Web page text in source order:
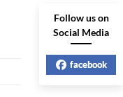
Follow us on
Social Media
facebook